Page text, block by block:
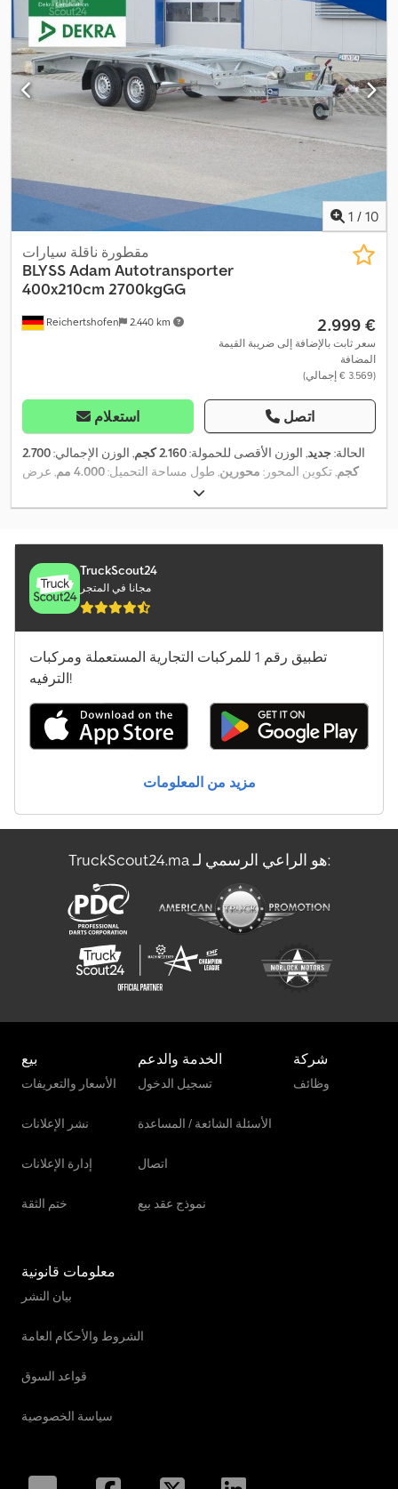
1 / 10
Reichertshofen 2.440 km
مقطورة ناقلة سيارات
BLYSSAdam Autotransporter
400x210cm 2700kgGG
‏2.999 €
سعر ثابت بالإضافة إلى ضريبة القيمة
المضافة
(‏3.569 € إجمالي)
استعلام اتصل
الحالة:جديد, الوزن الأقصى للحمولة:2.160 كجم , الوزن الإجمالي:2.700
كجم, تكوين المحور: محورين, طول مساحة التحميل:4.000 مم
, عرض
TruckScout24
مجانا في المتجر
تطبيق رقم 1 للمركبات التجارية المستعملة ومركبات
الترفيه!
مزيد من المعلومات
TruckScout24.ma هو الراعي الرسمي لـ:
بيع
الأسعار والتعريفات
نشر الإعلانات
إدارة الإعلانات
ختم الثقة
الخدمة والدعم
تسجيل الدخول
الأسئلة الشائعة / المساعدة
اتصال
نموذج عقد بيع
شركة
وظائف
معلومات قانونية
بيان النشر
الشروط والأحكام العامة
قواعد السوق
سياسة الخصوصية